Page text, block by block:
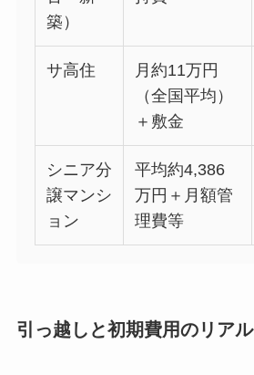
築）
サ高住
月約11万円
（全国平均）
＋敷金
シニア分
譲マンシ
ョン
平均約4,386
万円＋月額管
理費等
引っ越しと初期費用のリアル